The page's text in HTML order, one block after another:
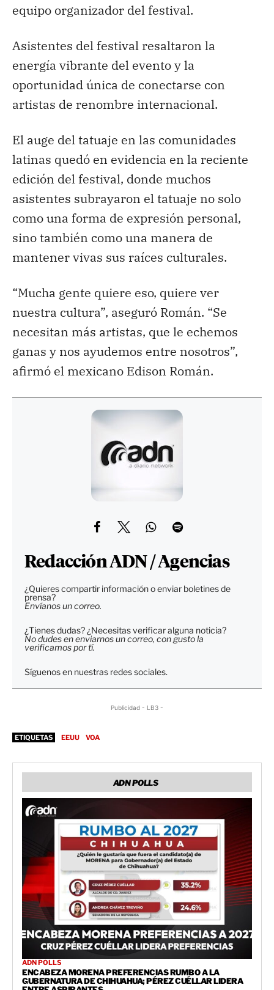
equipo organizador del festival.
Asistentes del festival resaltaron la
energía vibrante del evento y la
oportunidad única de conectarse con
artistas de renombre internacional.
El auge del tatuaje en las comunidades
latinas quedó en evidencia en la reciente
edición del festival, donde muchos
asistentes subrayaron el tatuaje no solo
como una forma de expresión personal,
sino también como una manera de
mantener vivas sus raíces culturales.
“Mucha gente quiere eso, quiere ver
nuestra cultura”, aseguró Román. “Se
necesitan más artistas, que le echemos
ganas y nos ayudemos entre nosotros”,
afirmó el mexicano Edison Román.
Redacción ADN / Agencias
¿Quieres compartir información o enviar boletines de
prensa?
Envíanos un correo.
¿Tienes dudas? ¿Necesitas verificar alguna noticia?
No dudes en enviarnos un correo, con gusto la
verificamos por tí.
Síguenos en nuestras redes sociales.
Publicidad - LB3 -
ETIQUETAS EEUU VOA
ADN POLLS
ADN POLLS
ENCABEZA MORENA PREFERENCIAS RUMBO A LA
GUBERNATURA DE CHIHUAHUA; PÉREZ CUÉLLAR LIDERA